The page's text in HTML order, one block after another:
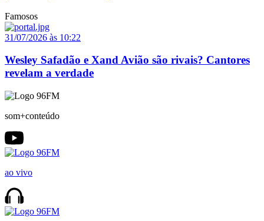
Famosos
31/07/2026 às 10:22
Wesley Safadão e Xand Avião são rivais? Cantores
revelam a verdade
som+conteúdo
ao vivo